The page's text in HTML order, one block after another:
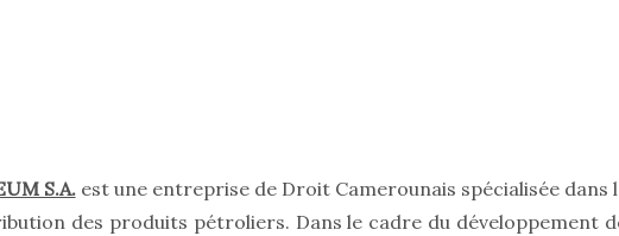
S.A.est une entreprise de Droit Camerounais spécialisée dans
des produits pétroliers. Dans le cadre du développement